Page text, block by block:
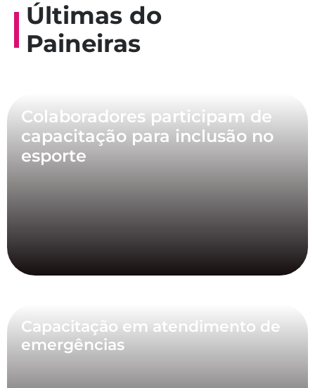
Últimas do
Paineiras
Colaboradores participam de
capacitação para inclusão no
esporte
Capacitação em atendimento de
emergências